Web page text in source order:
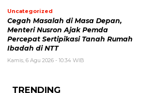
Uncategorized
Cegah Masalah di Masa Depan,
Menteri Nusron Ajak Pemda
Percepat Sertipikasi Tanah Rumah
Ibadah di NTT
Kamis, 6 Agu 2026 - 10:34 WIB
TRENDING